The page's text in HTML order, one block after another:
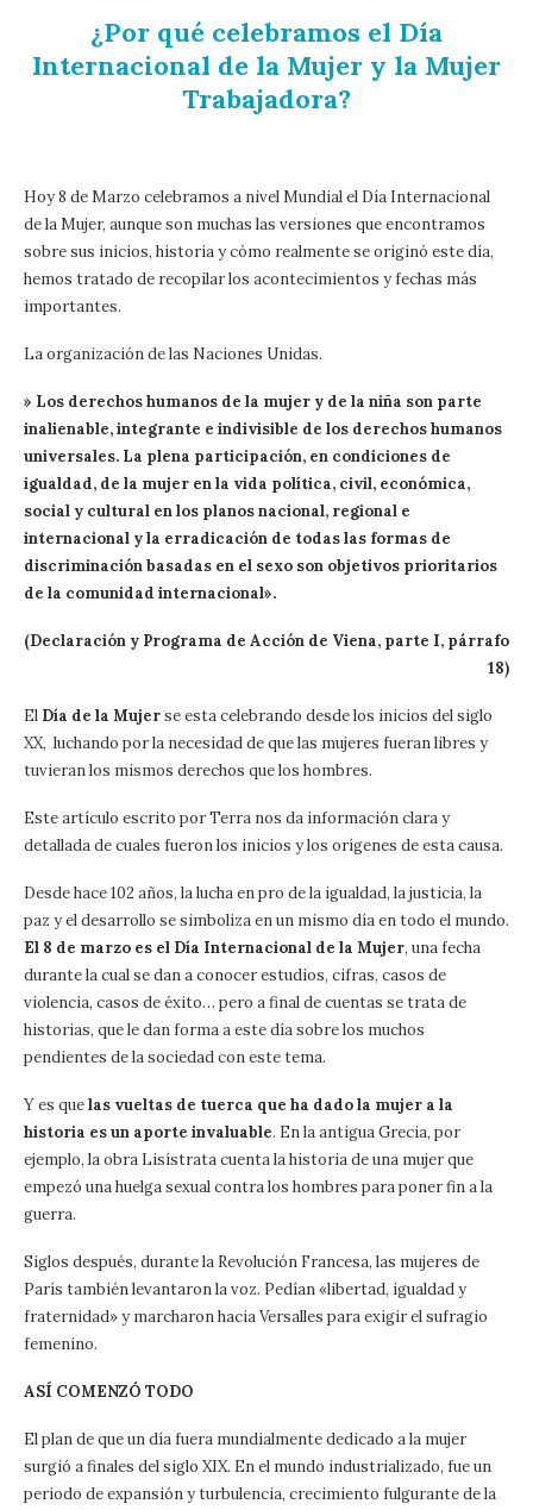
¿Por qué celebramos el Día
Internacional de la Mujer y la Mujer
Trabajadora?
Hoy 8 de Marzo celebramos a nivel Mundial el Día Internacional
de la Mujer, aunque son muchas las versiones que encontramos
sobre sus inicios, historia y cómo realmente se originó este día,
hemos tratado de recopilar los acontecimientos y fechas más
importantes.
La organización de las Naciones Unidas.
» Los derechos humanos de la mujer y de la niña son parte
inalienable, integrante e indivisible de los derechos humanos
universales. La plena participación, en condiciones de
igualdad, de la mujer en la vida política, civil, económica,
social y cultural en los planos nacional, regional e
internacional y la erradicación de todas las formas de
discriminación basadas en el sexo son objetivos prioritarios
de la comunidad internacional».
(Declaración y Programa de Acción de Viena, parte I, párrafo
18)
El Día de la Mujerse esta celebrando desde los inicios del siglo
XX, luchando por la necesidad de que las mujeres fueran libres y
tuvieran los mismos derechos que los hombres.
Este artículo escrito por Terra nos da información clara y
detallada de cuales fueron los inicios y los orígenes de esta causa.
Desde hace 102 años, la lucha en pro de la igualdad, la justicia, la
paz y el desarrollo se simboliza en un mismo día en todo el mundo.
El 8 de marzo es el Día Internacional de la Mujer, una fecha
durante la cual se dan a conocer estudios, cifras, casos de
violencia, casos de éxito… pero a final de cuentas se trata de
historias, que le dan forma a este día sobre los muchos
pendientes de la sociedad con este tema.
Y es quelas vueltas de tuerca que ha dado la mujer a la
historia es un aporte invaluable. En la antigua Grecia, por
ejemplo, la obra Lisístrata cuenta la historia de una mujer que
empezó una huelga sexual contra los hombres para poner fin a la
guerra.
Siglos después, durante la Revolución Francesa, las mujeres de
París también levantaron la voz. Pedían «libertad, igualdad y
fraternidad» y marcharon hacia Versalles para exigir el sufragio
femenino.
ASÍ COMENZÓ TODO
El plan de que un día fuera mundialmente dedicado a la mujer
surgió a finales del siglo XIX. En el mundo industrializado, fue un
periodo de expansión y turbulencia, crecimiento fulgurante de la